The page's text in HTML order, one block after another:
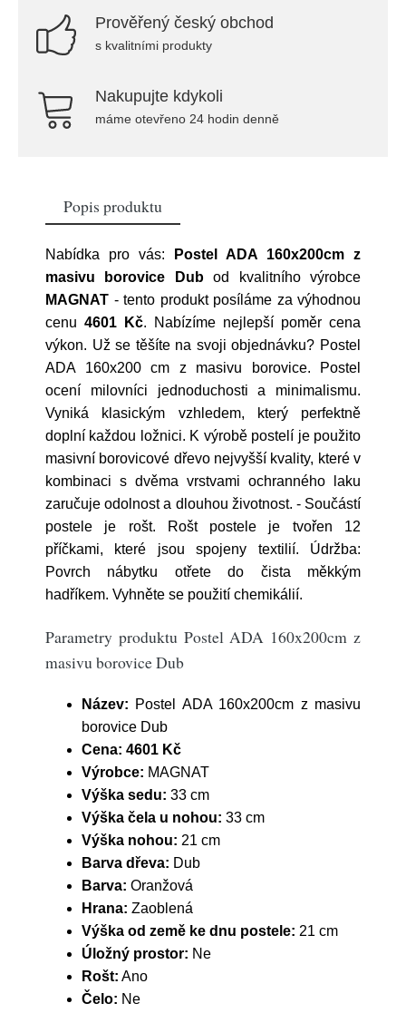
Prověřený český obchod
s kvalitními produkty
Nakupujte kdykoli
máme otevřeno 24 hodin denně
Popis produktu
Nabídka pro vás:
Postel ADA 160x200cm z
masivu borovice Dubod kvalitního výrobce
MAGNAT - tento produkt posíláme za výhodnou
cenu 4601 Kč. Nabízíme nejlepší poměr cena
výkon. Už se těšíte na svoji objednávku? Postel
ADA 160x200 cm z masivu borovice. Postel
ocení milovníci jednoduchosti a minimalismu.
Vyniká klasickým vzhledem, který perfektně
doplní každou ložnici. K výrobě postelí je použito
masivní borovicové dřevo nejvyšší kvality, které v
kombinaci s dvěma vrstvami ochranného laku
zaručuje odolnost a dlouhou životnost. - Součástí
postele je rošt. Rošt postele je tvořen 12
příčkami, které jsou spojeny textilií. Údržba:
Povrch nábytku otřete do čista měkkým
hadříkem. Vyhněte se použití chemikálií.
Parametry produktu Postel ADA 160x200cm z
masivu borovice Dub
Název: Postel ADA 160x200cm z masivu
borovice Dub
Cena: 4601 Kč
Výrobce: MAGNAT
Výška sedu: 33 cm
Výška čela u nohou: 33 cm
Výška nohou: 21 cm
Barva dřeva: Dub
Barva: Oranžová
Hrana: Zaoblená
Výška od země ke dnu postele: 21 cm
Úložný prostor: Ne
Rošt: Ano
Čelo: Ne